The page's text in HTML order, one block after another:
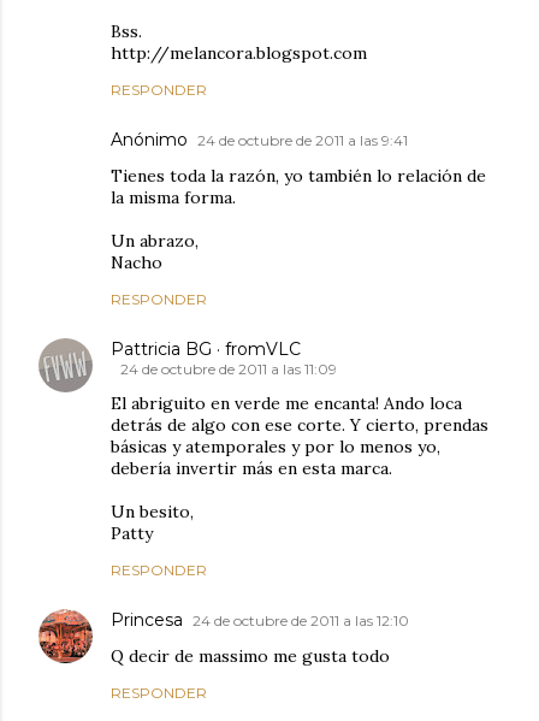
Bss.
http://melancora.blogspot.com
RESPONDER
Anónimo 24 de octubre de 2011 a las 9:41
Tienes toda la razón, yo también lo relación de
la misma forma.
Un abrazo,
Nacho
RESPONDER
Pattricia BG · fromVLC
24 de octubre de 2011 a las 11:09
El abriguito en verde me encanta! Ando loca
detrás de algo con ese corte. Y cierto, prendas
básicas y atemporales y por lo menos yo,
debería invertir más en esta marca.
Un besito,
Patty
RESPONDER
Princesa 24 de octubre de 2011 a las 12:10
Q decir de massimo me gusta todo
RESPONDER